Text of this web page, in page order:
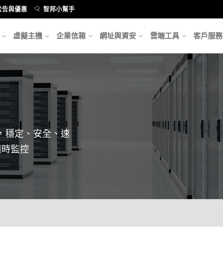
告與優惠 智邦小幫手
虛擬主機 企業信箱 網址與資安 雲端工具 客戶服務
穩定、安全、速
監控